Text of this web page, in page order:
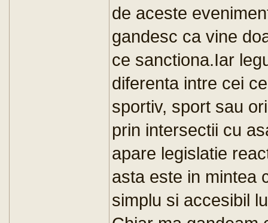
de aceste
gandesc ca vine
ce sanctiona.Iar
diferenta intre cei
sportiv, sport sau
prin intersectii cu
apare legislatie
asta este in mintea
simplu si accesibil